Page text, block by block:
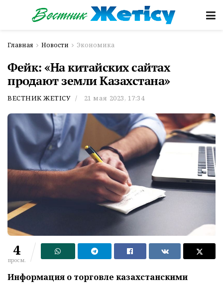
Главная Новости Экономика
Фейк: «На китайских сайтах
продают земли Казахстана»
ВЕСТНИК ЖЕТІСУ 21 мая 2023, 17:34
4
просм.
Информация о торговле казахстанскими